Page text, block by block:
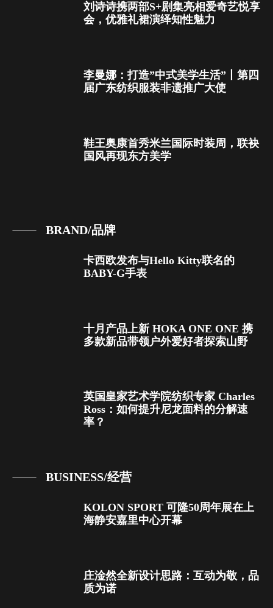
刘诗诗携两部S+剧集亮相爱奇艺悦享
会，优雅礼裙演绎知性魅力
李曼娜：打造”中式美学生活”丨第四
届广东纺织服装非遗推广大使
鞋王奥康首秀米兰国际时装周，联袂
国风再现东方美学
BRAND/品牌
卡西欧发布与Hello Kitty联名的
BABY-G手表
十月产品上新 HOKA ONE ONE 携
多款新品带领户外爱好者探索山野
英国皇家艺术学院纺织专家 Charles
Ross：如何提升尼龙面料的分解速
率？
BUSINESS/经营
KOLON SPORT 可隆50周年展在上
海静安嘉里中心开幕
庄淦然全新设计思路：互动为敬，品
质为诺